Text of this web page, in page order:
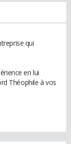
qui
en lui
Théophile à vos